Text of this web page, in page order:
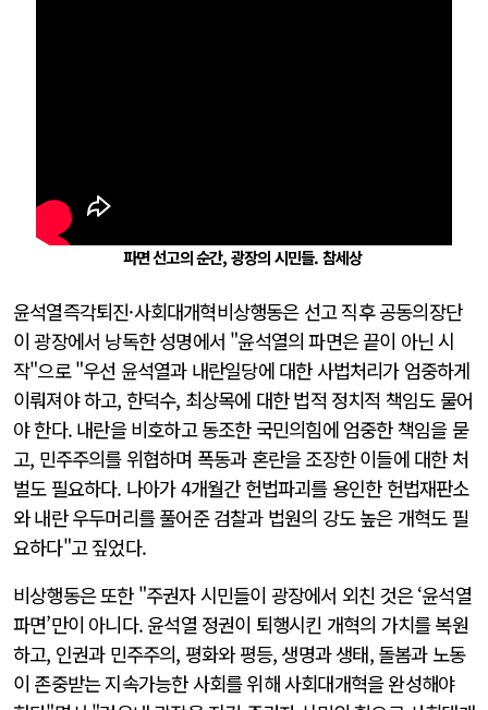
파면 선고의 순간, 광장의 시민들. 참세상
윤석열즉각퇴진·사회대개혁비상행동은 선고 직후 공동의장단
이 광장에서 낭독한 성명에서 "윤석열의 파면은 끝이 아닌 시
작"으로 "우선 윤석열과 내란일당에 대한 사법처리가 엄중하게
이뤄져야 하고, 한덕수, 최상목에 대한 법적 정치적 책임도 물어
야 한다. 내란을 비호하고 동조한 국민의힘에 엄중한 책임을 묻
고, 민주주의를 위협하며 폭동과 혼란을 조장한 이들에 대한 처
벌도 필요하다. 나아가 4개월간 헌법파괴를 용인한 헌법재판소
와 내란 우두머리를 풀어준 검찰과 법원의 강도 높은 개혁도 필
요하다"고 짚었다.
비상행동은 또한 "주권자 시민들이 광장에서 외친 것은 ‘윤석열
파면’만이 아니다. 윤석열 정권이 퇴행시킨 개혁의 가치를 복원
하고, 인권과 민주주의, 평화와 평등, 생명과 생태, 돌봄과 노동
이 존중받는 지속가능한 사회를 위해 사회대개혁을 완성해야